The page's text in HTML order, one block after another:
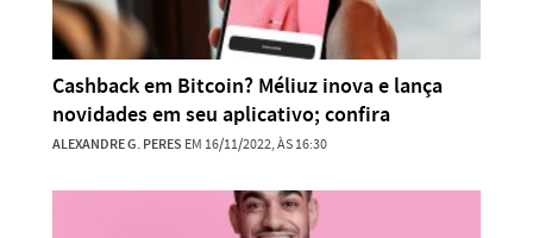
Cashback em Bitcoin? Méliuz inova e lança
novidades em seu aplicativo; confira
ALEXANDRE G. PERES EM 16/11/2022, ÀS 16:30